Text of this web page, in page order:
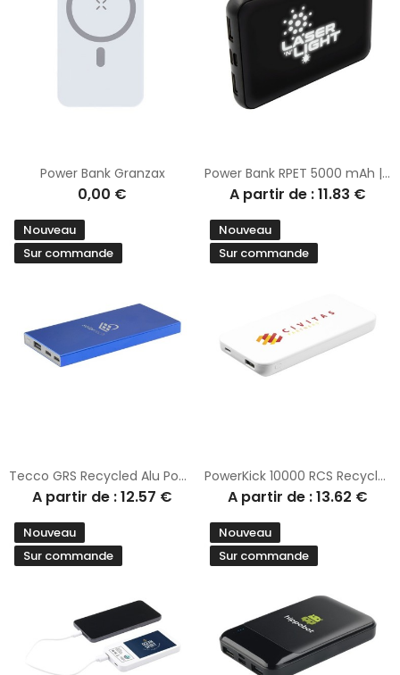
Power Bank Granzax
0,00 €
Power Bank RPET 5000 mAh | Suzanne
A partir de : 11.83 €
Nouveau
Sur commande
Tecco GRS Recycled Alu Powerbank 5000 chargeur externe
A partir de : 12.57 €
Nouveau
Sur commande
PowerKick 10000 RCS Recycled Powerbank chargeur
A partir de : 13.62 €
Nouveau
Sur commande
Nouveau
Sur commande